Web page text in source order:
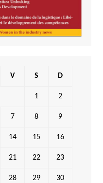
V S D
1 2
7 8 9
14 15 16
21 22 23
28 29 30